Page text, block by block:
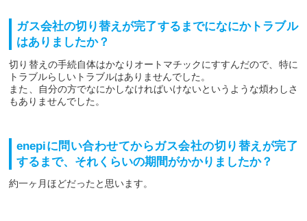
ガス会社の切り替えが完了するまでになにかトラブル
はありましたか？
切り替えの手続自体はかなりオートマチックにすすんだので、特に
トラブルらしいトラブルはありませんでした。
また、自分の方でなにかしなければいけないというような煩わしさ
もありませんでした。
enepiに問い合わせてからガス会社の切り替えが完了
するまで、それくらいの期間がかかりましたか？
約一ヶ月ほどだったと思います。